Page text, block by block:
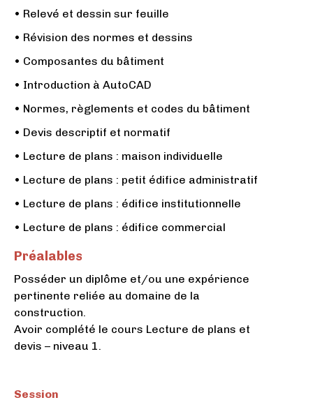
• Relevé et dessin sur feuille
• Révision des normes et dessins
• Composantes du bâtiment
• Introduction à AutoCAD
• Normes, règlements et codes du bâtiment
• Devis descriptif et normatif
• Lecture de plans : maison individuelle
• Lecture de plans : petit édifice administratif
• Lecture de plans : édifice institutionnelle
• Lecture de plans : édifice commercial
Préalables
Posséder un diplôme et/ou une expérience
pertinente reliée au domaine de la
construction.
Avoir complété le cours Lecture de plans et
devis – niveau 1.
Session